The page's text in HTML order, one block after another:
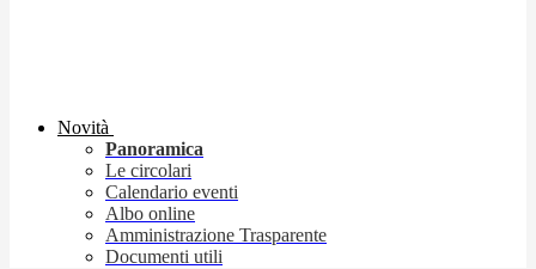
Novità
Panoramica
Le circolari
Calendario eventi
Albo online
Amministrazione Trasparente
Documenti utili